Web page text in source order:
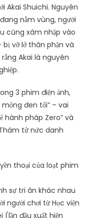
Akai Shuichi. Nguyên
nằm vùng, người
cũng xâm nhập vào
vỡ lở thân phận và
Akai là nguyên
3 phim điện ảnh,
đen tối” – vai
hành pháp Zero” và
tử nức danh
sự tri ân khác nhau
người chơi từ Học viện
đầu xuất hiện